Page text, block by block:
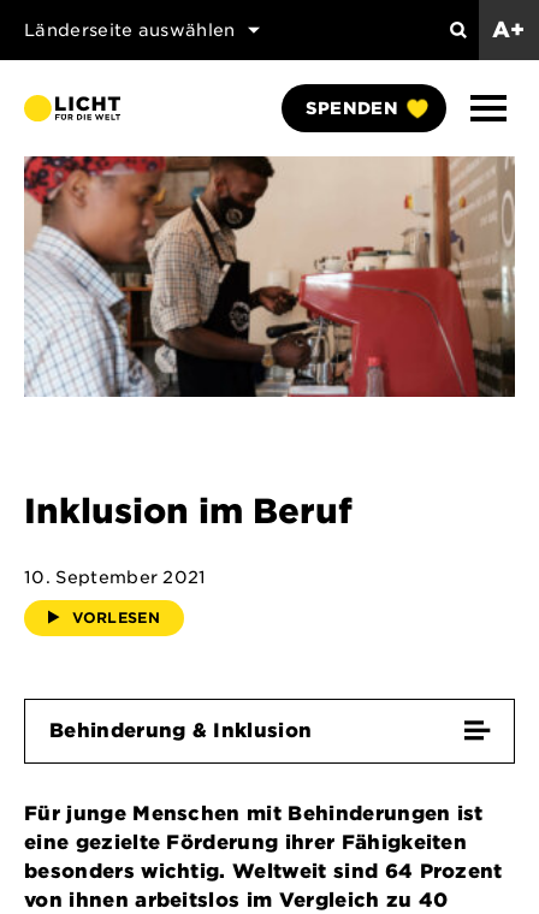
Länderseite auswählen
Search
A+
SPENDEN
Inklusion im Beruf
10. September 2021
VORLESEN
Behinderung & Inklusion
Für junge Menschen mit Behinderungen ist
eine gezielte Förderung ihrer Fähigkeiten
besonders wichtig. Weltweit sind 64 Prozent
von ihnen arbeitslos im Vergleich zu 40